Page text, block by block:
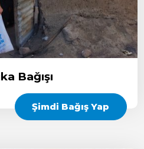
Bağışı
Şimdi Bağış Yap